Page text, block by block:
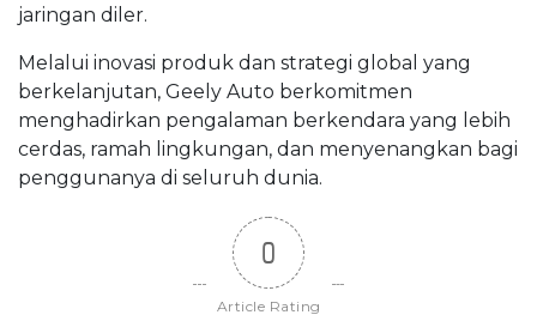
jaringan diler.
Melalui inovasi produk dan strategi global yang
berkelanjutan, Geely Auto berkomitmen
menghadirkan pengalaman berkendara yang lebih
cerdas, ramah lingkungan, dan menyenangkan bagi
penggunanya di seluruh dunia.
0
Article Rating